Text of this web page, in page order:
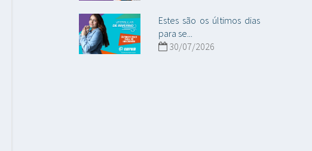
Estes são os últimos dias
para se...
30/07/2026